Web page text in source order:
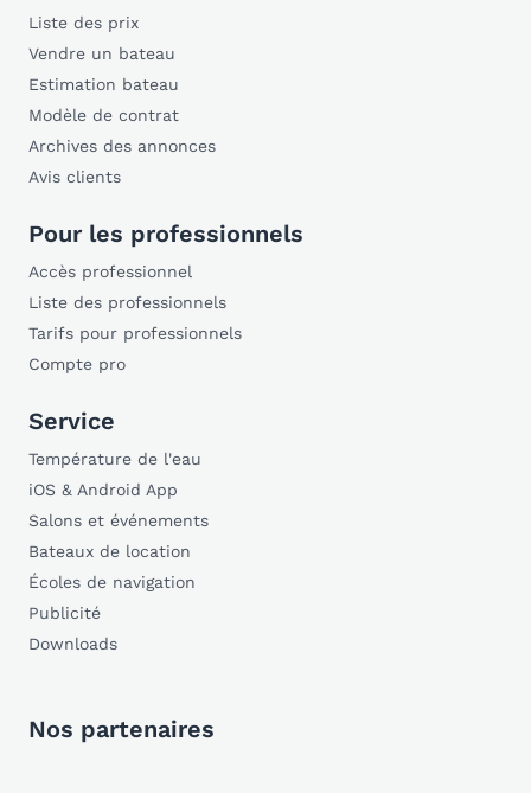
Liste des prix
Vendre un bateau
Estimation bateau
Modèle de contrat
Archives des annonces
Avis clients
Pour les professionnels
Accès professionnel
Liste des professionnels
Tarifs pour professionnels
Compte pro
Service
Température de l'eau
iOS & Android App
Salons et événements
Bateaux de location
Écoles de navigation
Publicité
Downloads
Nos partenaires